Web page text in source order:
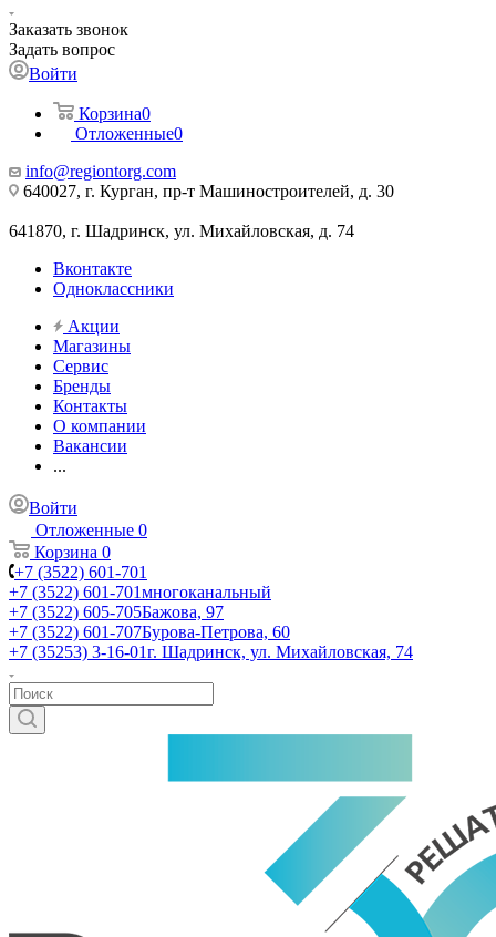
Заказать звонок
Задать вопрос
Войти
Корзина0
Отложенные0
info@regiontorg.com
640027, г. Курган, пр-т Машиностроителей, д. 30
641870, г. Шадринск, ул. Михайловская, д. 74
Вконтакте
Одноклассники
Акции
Магазины
Сервис
Бренды
Контакты
О компании
Вакансии
...
Войти
Отложенные 0
Корзина 0
+7 (3522) 601-701
+7 (3522) 601-701многоканальный
+7 (3522) 605-705Бажова, 97
+7 (3522) 601-707Бурова-Петрова, 60
+7 (35253) 3-16-01г. Шадринск, ул. Михайловская, 74